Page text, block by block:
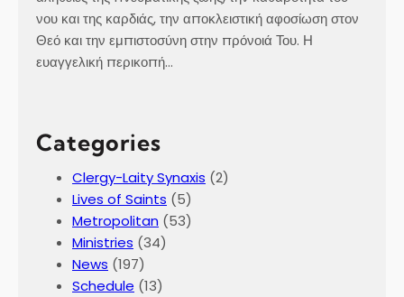
νου και της καρδιάς, την αποκλειστική αφοσίωση στον
Θεό και την εμπιστοσύνη στην πρόνοιά Του. Η
ευαγγελική περικοπή…
Categories
Clergy-Laity Synaxis (2)
Lives of Saints (5)
Metropolitan (53)
Ministries (34)
News (197)
Schedule (13)